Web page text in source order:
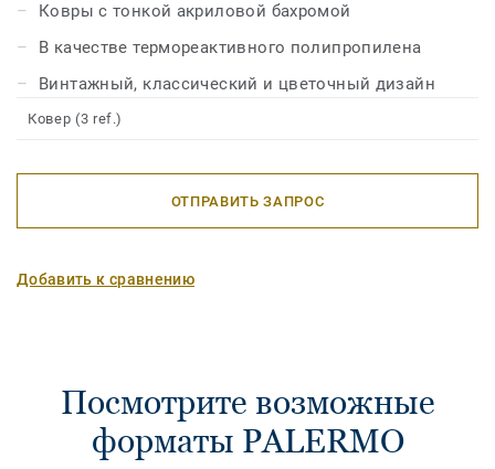
совершенно оригинальным дизайном.
Ковры с тонкой акриловой бахромой
В качестве термореактивного полипропилена
Винтажный, классический и цветочный дизайн
Ковер (3 ref.)
ОТПРАВИТЬ ЗАПРОС
Добавить к сравнению
Посмотрите возможные
форматы PALERMO